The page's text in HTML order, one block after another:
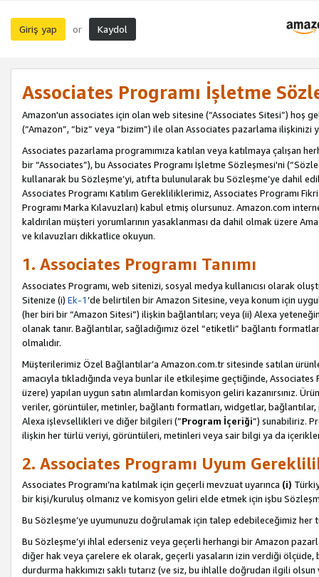
Giriş yap or Kaydol
Associates Programı İşletme
Amazon'un associates için olan web sitesine (“Associates Sitesi”) hoş
(“Amazon”, “biz” veya “bizim”) ile olan Associates pazarlama ilişkinizi
Associates pazarlama programımıza katılan veya katılmaya çalışan
bir “Associates”), bu Associates Programı İşletme Sözleşmesi'ni
kullanarak bu Sözleşme’yi, atıfta bulunularak bu Sözleşme’ye dahil
Associates Programı Katılım Gerekliliklerimiz, Associates Programı
Programı Marka Kılavuzları) kabul etmiş olursunuz. Amazon.com
kaldırılan müşteri yorumlarının yasaklanması da dahil olmak üzere
ve kılavuzları dikkatlice okuyun.
1. Associates Programı Tanımı
Associates Programı, web sitenizi, sosyal medya kullanıcısı olarak
Sitenize (i) Ek-1’de belirtilen bir Amazon Sitesine, veya konum için
(her biri bir “Amazon Sitesi”) ilişkin bağlantıları; veya (ii) Alexa
olanak tanır. Bağlantılar, sağladığımız özel “etiketli” bağlantı
olmalıdır.
Müşterilerimiz Özel Bağlantılar’a Amazon.com.tr sitesinde satılan
amacıyla tıkladığında veya bunlar ile etkileşime geçtiğinde,
üzere) yapılan uygun satın alımlardan komisyon geliri kazanırsınız.
veriler, görüntüler, metinler, bağlantı formatları, widgetlar,
Alexa işlevsellikleri ve diğer bilgileri (”Program İçeriği”) sunabiliriz.
ilişkin her türlü veriyi, görüntüleri, metinleri veya sair bilgi ya da içerikleri
2. Associates Programı Uyum
Associates Programı’na katılmak için geçerli mevzuat uyarınca (i)
bir kişi/kuruluş olmanız ve komisyon geliri elde etmek için işbu
Bu Sözleşme’ye uyumunuzu doğrulamak için talep edebileceğimiz
Bu Sözleşme’yi ihlal ederseniz veya geçerli herhangi bir Amazon
diğer hak veya çarelere ek olarak, geçerli yasaların izin verdiği
durdurma hakkımızı saklı tutarız (ve siz, bu ihlalle doğrudan ilgili